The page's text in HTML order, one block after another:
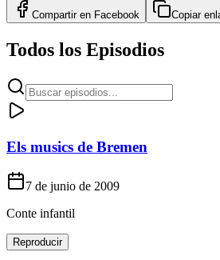
Compartir en Facebook Copiar
Todos los Episodios
Els musics de Bremen
7 de junio de 2009
Conte infantil
Reproducir